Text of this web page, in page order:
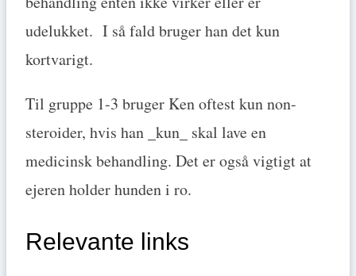
udelukket. I så fald bruger han det kun
kortvarigt.
Til gruppe 1-3 bruger Ken oftest kun non-
steroider, hvis han _kun_ skal lave en
medicinsk behandling. Det er også vigtigt at
ejeren holder hunden i ro.
Relevante links